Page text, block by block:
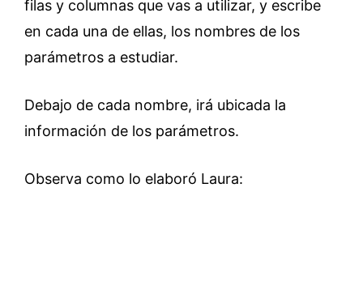
filas y columnas que vas a utilizar, y escribe
en cada una de ellas, los nombres de los
parámetros a estudiar.
Debajo de cada nombre, irá ubicada la
información de los parámetros.
Observa como lo elaboró Laura: